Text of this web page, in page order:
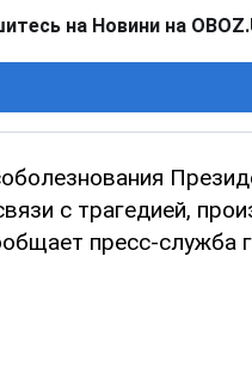
на Новини на
с трагедией,
пресс-служба